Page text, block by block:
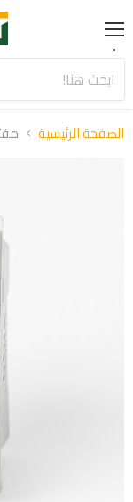
Menu
الصفحة الرئيسية